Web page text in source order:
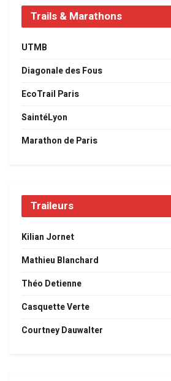
Trails & Marathons
UTMB
Diagonale des Fous
EcoTrail Paris
SaintéLyon
Marathon de Paris
Traileurs
Kilian Jornet
Mathieu Blanchard
Théo Detienne
Casquette Verte
Courtney Dauwalter